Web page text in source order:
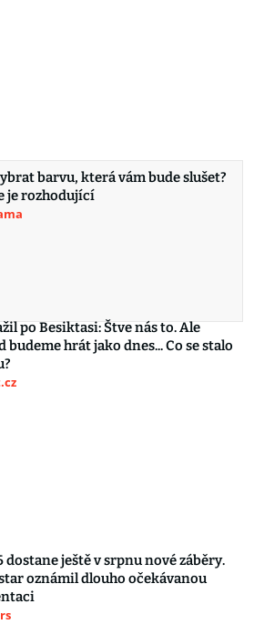
barvu, která vám bude slušet?
je rozhodující
po Besiktasi: Štve nás to. Ale
budeme hrát jako dnes... Co se stalo
dostane ještě v srpnu nové záběry.
oznámil dlouho očekávanou